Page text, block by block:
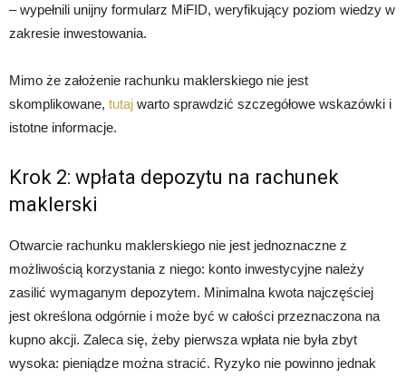
– wypełnili unijny formularz MiFID, weryfikujący poziom wiedzy w
zakresie inwestowania.
Mimo że założenie rachunku maklerskiego nie jest
skomplikowane, tutaj warto sprawdzić szczegółowe wskazówki i
istotne informacje.
Krok 2: wpłata depozytu na rachunek
maklerski
Otwarcie rachunku maklerskiego nie jest jednoznaczne z
możliwością korzystania z niego: konto inwestycyjne należy
zasilić wymaganym depozytem. Minimalna kwota najczęściej
jest określona odgórnie i może być w całości przeznaczona na
kupno akcji. Zaleca się, żeby pierwsza wpłata nie była zbyt
wysoka: pieniądze można stracić. Ryzyko nie powinno jednak